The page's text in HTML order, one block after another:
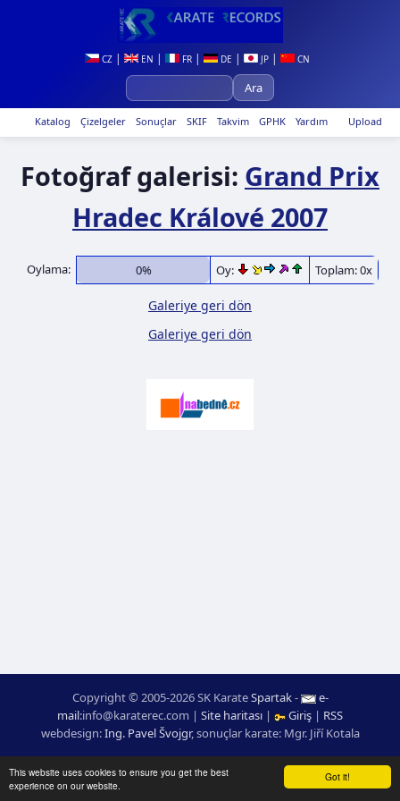
Got it!
This website uses cookies to ensure you get the best
experience on our website.
CZ | EN | FR | DE | JP | CN
Upload
Katalog Çizelgeler Sonuçlar SKIF Takvim GPHK Yardım
Fotoğraf galerisi: Grand Prix
Hradec Králové 2007
Oylama: 0% Oy: Toplam: 0x
Galeriye geri dön
Galeriye geri dön
Copyright © 2005-2026 SK KarateSpartak-
e-
mail:moc.ceretarak@ofni | Site haritası | Giriş | RSS
webdesign:Ing. Pavel Švojgr,sonuçlar karate: Mgr. Jiří Kotala